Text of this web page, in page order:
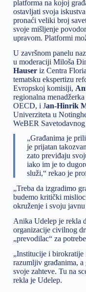
platforma na kojoj
ostavljati svoja
pronaći veliki broj
svoje mišljenje
upravom. Platformi
U završnom panelu
u moderaciji Miloša
Hauseriz Centra
tematsku ekspertizu
Evropskoj komisiji,
regionalna
OECD, i Jan-Hinrik
Univerziteta u
WeBER
„Građanima je
je prijatan
zato previđaju
iako im je to
služi,“ rekao je
„Treba da izgradimo
budemo kritički
okruženje i svoju
Anika Udelep je rekla
organizacije civilnog
„prevodilac“ za
„Institucije i
razumljiv građanima, a
svoje zahteve. Tu na
rekla je Udelep.